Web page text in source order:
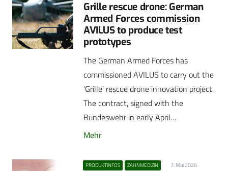
Grille rescue drone: German
Armed Forces commission
AVILUS to produce test
prototypes
The German Armed Forces has
commissioned AVILUS to carry out the
‘Grille’ rescue drone innovation project.
The contract, signed with the
Bundeswehr in early April…
Mehr
PRODUKTINFOS ZAHNMEDIZIN 7. Mai 2026